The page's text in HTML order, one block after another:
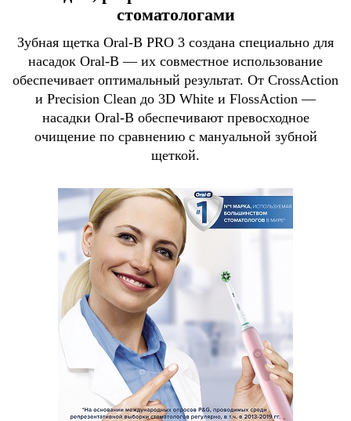
стоматологами
Зубная щетка Oral-B PRO 3 создана специально для
насадок Oral-B — их совместное использование
обеспечивает оптимальный результат. От CrossAction
и Precision Clean до 3D White и FlossAction —
насадки Oral-B обеспечивают превосходное
очищение по сравнению с мануальной зубной
щеткой.